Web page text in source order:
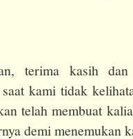
terima kasih
kami tidak
telah membuat
demi menemukan